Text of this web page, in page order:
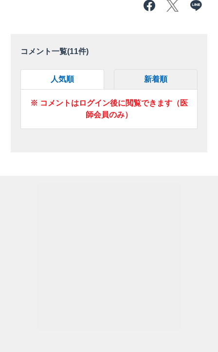
コメント一覧(11件)
人気順 新着順
※ コメントはログイン後に閲覧できます（医
師会員のみ）